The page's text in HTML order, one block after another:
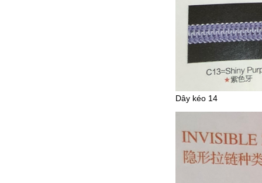
Dây kéo 14